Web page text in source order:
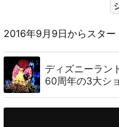
2016年9月9日からスター
ディズニーラン
60周年の3大シ